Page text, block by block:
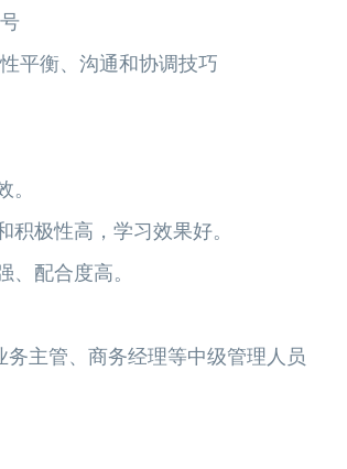
平衡、沟通和协调技巧
极性高，学习效果好。
配合度高。
主管、商务经理等中级管理人员